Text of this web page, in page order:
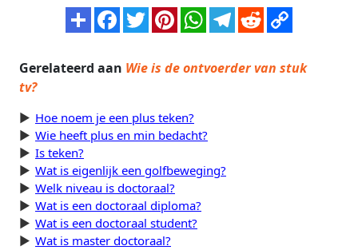
Gerelateerd aan Wie is de ontvoerder van stuk
tv?
Hoe noem je een plus teken?
Wie heeft plus en min bedacht?
Is teken?
Wat is eigenlijk een golfbeweging?
Welk niveau is doctoraal?
Wat is een doctoraal diploma?
Wat is een doctoraal student?
Wat is master doctoraal?